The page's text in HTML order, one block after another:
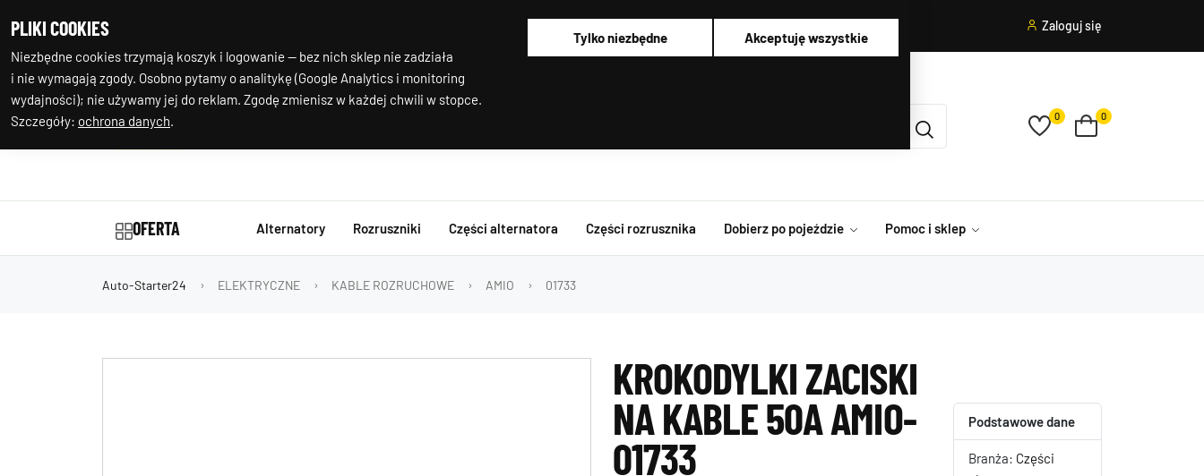
PLIKI COOKIES
Niezbędne cookies trzymają koszyk i logowanie — bez nich sklep nie zadziała
i nie wymagają zgody. Osobno pytamy o analitykę (Google Analytics i monitoring
wydajności); nie używamy jej do reklam. Zgodę zmienisz w każdej chwili w stopce.
Szczegóły: ochrona danych.
Tylko niezbędne Akceptuję wszystkie
Alternatory i rozruszniki OEM
Pracujemy od poniedziałku do piątku od 8:00 do 16:00
Regenerujemy alternatory i rozruszniki od 2012 roku !
Regenerujemy filtry cząstek stałych
Rozruszniki o Wysokim Momencie Obrotowym
Zaloguj się
0 0
OFERTA Alternatory Rozruszniki Części alternatora Części rozrusznika Dobierz po pojeździe Pomoc i sklep
Auto-Starter24 ELEKTRYCZNE KABLE ROZRUCHOWE AMIO 01733
KROKODYLKI ZACISKI
NA KABLE 50A AMIO-
01733
Podstawowe dane
Branża: Części